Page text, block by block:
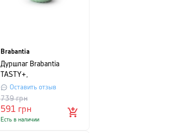
Brabantia
Дуршлаг Brabantia
TASTY+,
13,2х21,5х21,5 см,
светло-зеленый
Оставить отзыв
591 грн
739грн
Есть в наличии